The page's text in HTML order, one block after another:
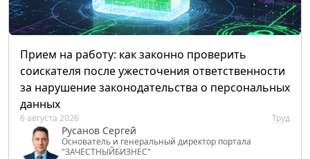
Прием на работу: как законно проверить
соискателя после ужесточения ответственности
за нарушение законодательства о персональных
данных
6 августа 2026 Труд
Русанов Сергей
Основатель и генеральный директор портала
"ЗАЧЕСТНЫЙБИЗНЕС"